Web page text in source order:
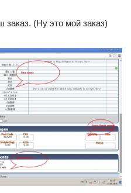
заказ. (Ну это мой заказ)